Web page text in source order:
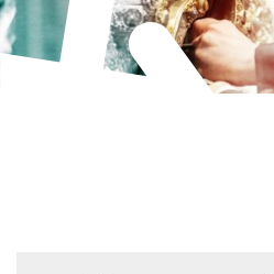
Zum Inhalt springen